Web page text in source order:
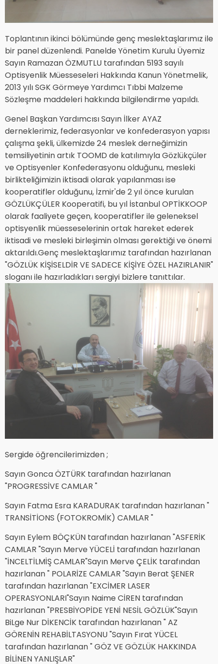
Toplantının ikinci bölümünde genç meslektaşlarımız ile
bir panel düzenlendi. Panelde Yönetim Kurulu Üyemiz
Sayın Ramazan ÖZMUTLU tarafından 5193 sayılı
Optisyenlik Müesseseleri Hakkında Kanun Yönetmelik,
2013 yılı SGK Görmeye Yardımcı Tıbbi Malzeme
Sözleşme maddeleri hakkında bilgilendirme yapıldı.
Genel Başkan Yardımcısı Sayın İlker AYAZ
derneklerimiz, federasyonlar ve konfederasyon yapısı
çalışma şekli, ülkemizde 24 meslek derneğimizin
temsiliyetinin artık TOOMD de katılımıyla Gözlükçüler
ve Optisyenler Konfederasyonu olduğunu, mesleki
birlikteliğimizin iktisadi olarak yapılanması ise
kooperatifler olduğunu, İzmir'de 2 yıl önce kurulan
GÖZLÜKÇÜLER Kooperatifi, bu yıl İstanbul OPTİKKOOP
olarak faaliyete geçen, kooperatifler ile geleneksel
optisyenlik müesseselerinin ortak hareket ederek
iktisadi ve mesleki birleşimin olması gerektiği ve önemi
aktarıldı.Genç meslektaşlarımız tarafından hazırlanan
"GÖZLÜK KİŞİSELDİR VE SADECE KİŞİYE ÖZEL HAZIRLANIR"
sloganı ile hazırladıkları sergiyi bizlere tanıttılar.
Sergide öğrencilerimizden ;
Sayın Gonca ÖZTÜRK tarafından hazırlanan
"PROGRESSİVE CAMLAR "
Sayın Fatma Esra KARADURAK tarafından hazırlanan "
TRANSİTİONS (FOTOKROMİK) CAMLAR "
Sayın Eylem BÖÇKÜN tarafından hazırlanan "ASFERİK
CAMLAR "Sayın Merve YÜCELİ tarafından hazırlanan
"İNCELTİLMİŞ CAMLAR"Sayın Merve ÇELİK tarafından
hazırlanan " POLARİZE CAMLAR "Sayın Berat ŞENER
tarafından hazırlanan "EXCİMER LASER
OPERASYONLARI"Sayın Naime CİREN tarafından
hazırlanan "PRESBİYOPİDE YENİ NESİL GÖZLÜK"Sayın
BiLge Nur DİKENCİK tarafından hazırlanan " AZ
GÖRENİN REHABİLTASYONU "Sayın Fırat YÜCEL
tarafından hazırlanan " GÖZ VE GÖZLÜK HAKKINDA
BİLİNEN YANLIŞLAR"